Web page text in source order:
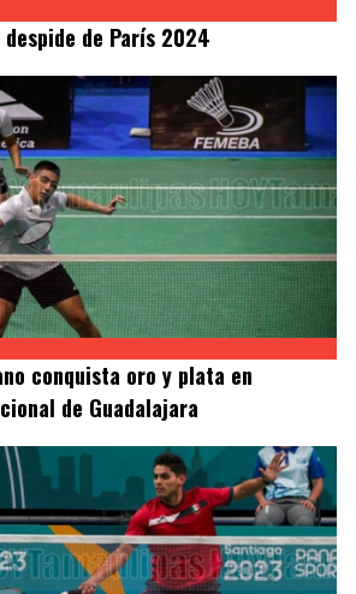
de París 2024
conquista oro y plata en
de Guadalajara